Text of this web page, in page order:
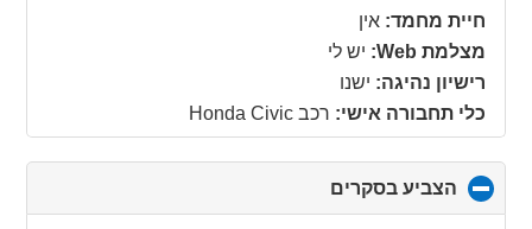
contents
חיית מחמד: אין
מצלמת Web:
יש לי
רישיון נהיגה: ישנו
כלי תחבורה אישי: רכב Honda Civic
הצביע בסקרים
to